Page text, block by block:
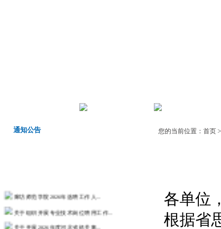
通知公告
廊坊师范学院2026年选聘工作人...
关于组织开展专业技术岗位聘用工作...
关于开展2026年度河北省机关事...
您的当前位置： 首页
各单位
根据省